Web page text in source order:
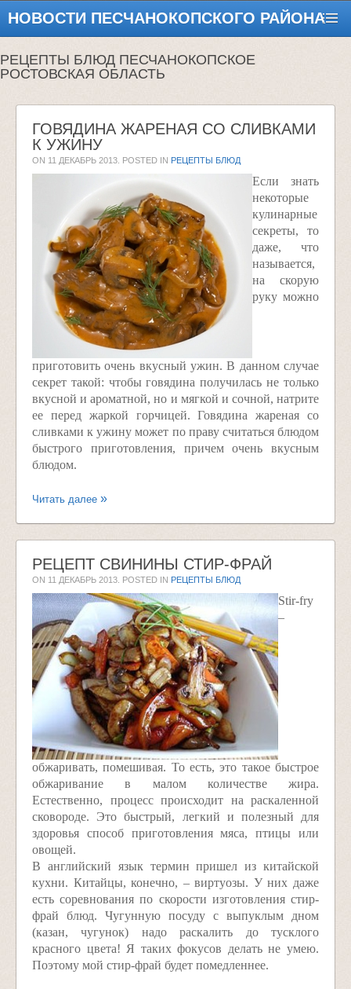
НОВОСТИ ПЕСЧАНОКОПСКОГО РАЙОНА
РЕЦЕПТЫ БЛЮД ПЕСЧАНОКОПСКОЕ
РОСТОВСКАЯ ОБЛАСТЬ
ГОВЯДИНА ЖАРЕНАЯ СО СЛИВКАМИ
К УЖИНУ
ON 11 ДЕКАБРЬ 2013 . POSTED IN РЕЦЕПТЫ БЛЮД
Если знать
некоторые
кулинарные
секреты, то
даже, что
называется,
на скорую
руку можно
приготовить очень вкусный ужин. В данном случае
секрет такой: чтобы говядина получилась не только
вкусной и ароматной, но и мягкой и сочной, натрите
ее перед жаркой горчицей. Говядина жареная со
сливками к ужину может по праву считаться блюдом
быстрого приготовления, причем очень вкусным
блюдом.
Читать далее
РЕЦЕПТ СВИНИНЫ СТИР-ФРАЙ
ON 11 ДЕКАБРЬ 2013 . POSTED IN РЕЦЕПТЫ БЛЮД
Stir-fry
–
обжаривать, помешивая. То есть, это такое быстрое
обжаривание в малом количестве жира.
Естественно, процесс происходит на раскаленной
сковороде. Это быстрый, легкий и полезный для
здоровья способ приготовления мяса, птицы или
овощей.
В английский язык термин пришел из китайской
кухни. Китайцы, конечно, – виртуозы. У них даже
есть соревнования по скорости изготовления стир-
фрай блюд. Чугунную посуду с выпуклым дном
(казан, чугунок) надо раскалить до тусклого
красного цвета! Я таких фокусов делать не умею.
Поэтому мой стир-фрай будет помедленнее.